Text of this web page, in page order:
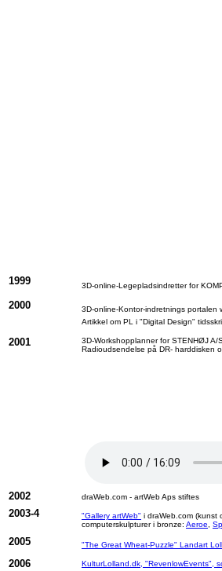
1999 3D-online-Legepladsindretter for
2000
3D-online-Kontor-indretnings portalen
Artikkel om PL i "Digital Design"
2001
3D-Workshopplanner for STENHØJ
Radioudsendelse på DR- harddisken
2002 draWeb.com - artWeb Aps stiftes
2003-4 "Gallery artWeb" i draWeb.com (kunst
computerskulpturer i bronze: Aeroe
2005 "The Great Wheat-Puzzle" Landart
2006 KulturLolland.dk, "RevenlowEvents",